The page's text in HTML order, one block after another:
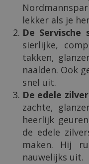
lekker als je
De Servische
sierlijke,
takken,
naalden. Ook
snel uit.
De edele
zachte,
heerlijk
de edele
maken. Hij
nauwelijks uit.